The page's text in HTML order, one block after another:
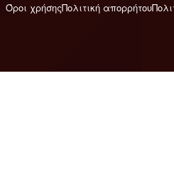
Όροι χρήσηςΠολιτική απορρήτου